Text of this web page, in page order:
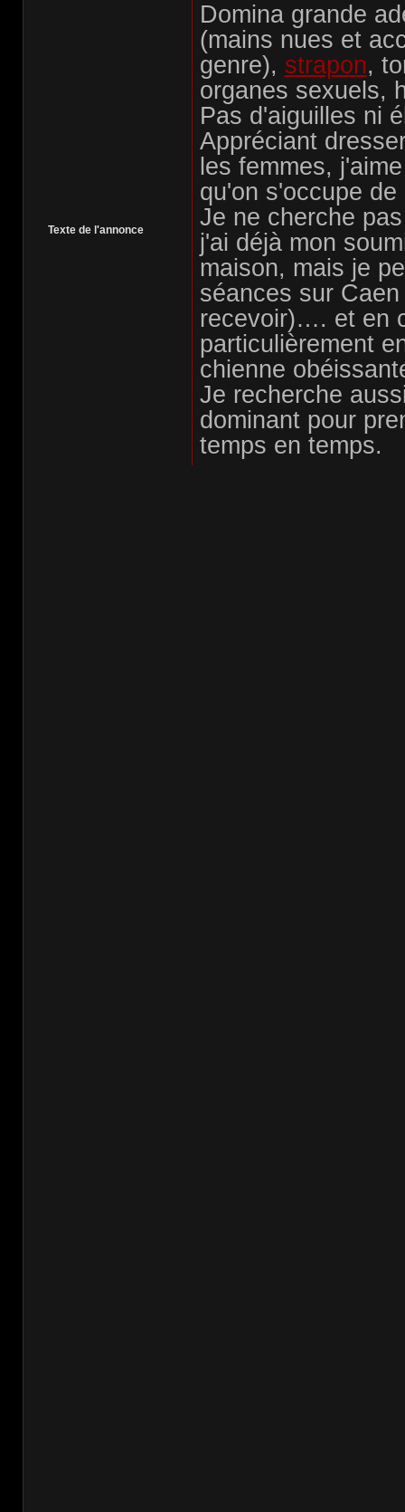
Texte de l'annonce
Domina grande
(mains nues et
genre), strapon,
organes sexuels,
Pas d'aiguilles ni
Appréciant
les femmes,
qu'on s'occupe de
Je ne cherche
j'ai déjà mon
maison, mais je
séances sur
recevoir)…. et en
particulièrement
chienne
Je recherche
dominant pour
temps en temps.